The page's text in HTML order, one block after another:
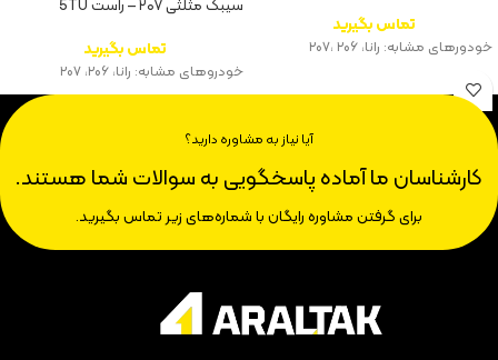
تماس بگیرید
خودورهای مشابه: رانا، ۲۰۶ ،‌۲۰۷
تماس بگیرید
خودروهای مشابه: رانا، ۲۰۶، ۲۰۷
آیا نیاز به مشاوره دارید؟
کارشناسان ما آماده پاسخگویی به سوالات شما هستند.
برای گرفتن مشاوره رایگان با شماره‌های زیر تماس بگیرید.